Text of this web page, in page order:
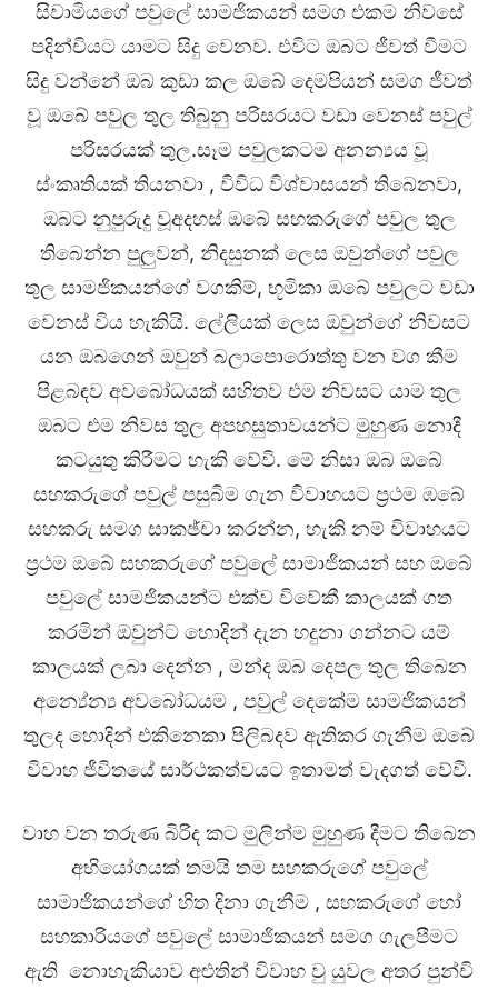
සිවාමියගේ පවුලේ සාමජිකයන් සමග එකම නිවසේ
පදින්චියට යාමට සිදු වෙනව. එවිට ඔබට ජීවත් වීමට
සිදු වන්නේ ඔබ කුඩා කල ඔබේ දෙමපියන් සමග ජීවත්
වූ ඔබේ පවුල තුල තිබුනු පරිසරයට වඩා වෙනස් පවුල්
පරිසරයක් තුල.සෑම පවුලකටම අනන්‍යය වූ
ස්ංකෘතියක් තියනවා , විවිධ විශ්වාසයන් තිබෙනවා,
ඔබට නුපුරුදු වූඅදහස් ඔබේ සහකරුගේ පවුල තුල
තිබෙන්න පුලුවන්, නිදසුනක් ලෙස ඔවුන්ගේ පවුල
තුල සාමජිකයන්ගේ වගකිම්, භූමිකා ඔබේ පවුලට වඩා
වෙනස් විය හැකියි. ලේලියක් ලෙස ඔවුන්ගේ නිවසට
යන ඔබගෙන් ඔවුන් බලාපොරොත්තු වන වග කීම
පිළබඳව අවබෝධයක් සහිතව එම නිවසට යාම තුල
ඔබට එම නිවස තුල අපහසුතාවයන්ට මුහුණ නොදී
කටයුතු කිරීමට හැකි වේවි. මේ නිසා ඔබ ඔබේ
සහකරුගේ පවුල් පසුබිම ගැන විවාහයට ප්‍රථම ඹබේ
සහකරු සමග සාකඡ්චා කරන්න, හැකි නම් විවාහයට
ප්‍රථම ඔබේ සහකරුගේ පවුලේ සාමාජිකයන් සහ ඔබේ
පවුලේ සාමජිකයන්ට එක්ව විවේකී කාලයක් ගත
කරමින් ඔවුන්ට හොදින් දැන හදුනා ගන්නට යම්
කාලයක් ලබා දෙන්න , මන්ද ඔබ දෙපල තුල තිබෙන
අන්‍යේන්‍ය අවබෝධයම , පවුල් දෙකේම සාමජිකයන්
තුලද හොදින් එකිනෙකා පිලිබදව ඇතිකර ගැනීම ඔබේ
විවාහ ජීවිතයේ සාර්ථකත්වයට ඉතාමත් වැදගත් වේවී.
වාහ වන තරුණ බිරිද කට මුලින්ම මුහුණ දීමට තිබෙන
අභියෝගයක් තමයි තම සහකරුගේ පවුලේ
සාමාජිකයන්ගේ හිත දිනා ගැනීම , සහකරුගේ හෝ
සහකාරියගේ පවුලේ සාමාජිකයන් සමග ගැලපීමට
ඇති ‍ නොහැකියාව අළුතින් විවාහ වු යුවල අතර පුන්චි